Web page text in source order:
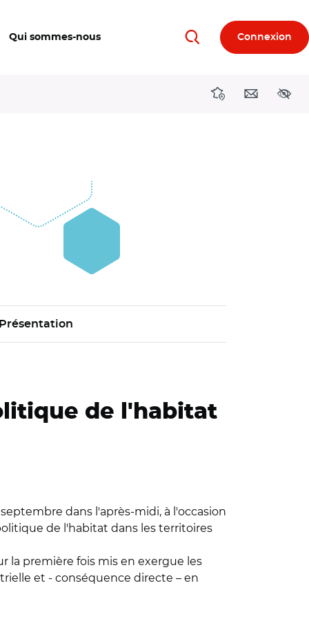
Qui sommes-nous RechercherConnexion
DirectionsContact
de l'habitat
dans l'après-midi, à l'occasion
de l'habitat dans les territoires
la première fois mis en exergue les
et - conséquence directe – en